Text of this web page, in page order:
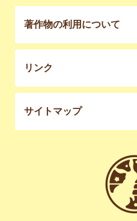
著作物の利用について
リンク
サイトマップ